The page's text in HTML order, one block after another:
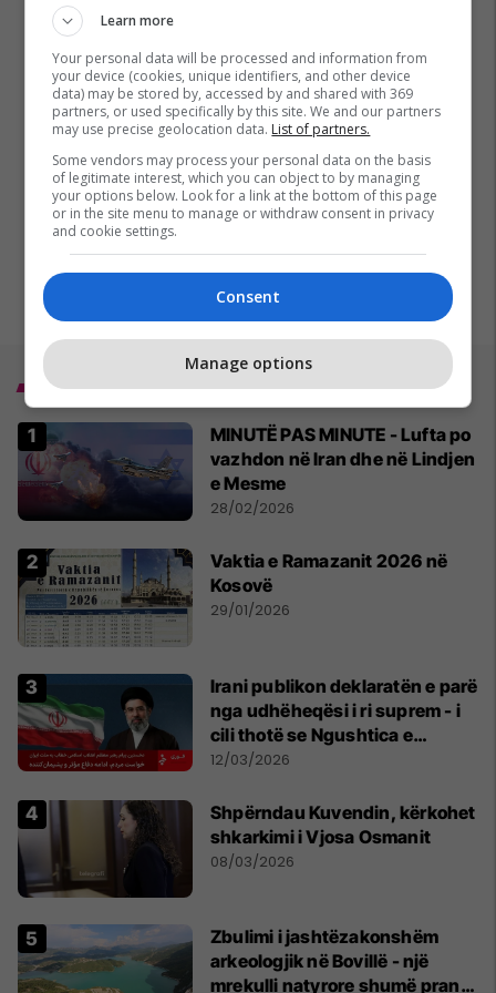
Top 5
MINUTË PAS MINUTE - Lufta po
vazhdon në Iran dhe në Lindjen
e Mesme
28/02/2026
Vaktia e Ramazanit 2026 në
Kosovë
29/01/2026
Irani publikon deklaratën e parë
nga udhëheqësi i ri suprem - i
cili thotë se Ngushtica e
Hormuzit do të mbetet e
12/03/2026
Shpërndau Kuvendin, kërkohet
shkarkimi i Vjosa Osmanit
08/03/2026
Zbulimi i jashtëzakonshëm
arkeologjik në Bovillë - një
mrekulli natyrore shumë pranë
Learn more
Your personal data will be processed and information from
your device (cookies, unique identifiers, and other device
data) may be stored by, accessed by and shared with 369
partners, or used specifically by this site. We and our partners
may use precise geolocation data. List of partners.
Some vendors may process your personal data on the basis
of legitimate interest, which you can object to by managing
your options below. Look for a link at the bottom of this page
or in the site menu to manage or withdraw consent in privacy
and cookie settings.
Consent
Manage options